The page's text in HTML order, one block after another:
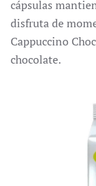
cápsulas
disfruta de
Cappuccino
chocolate.